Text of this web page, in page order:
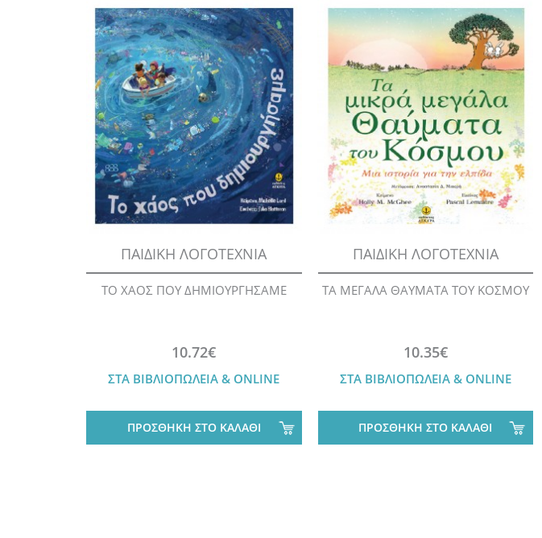
ΠΑΙΔΙΚΗ ΛΟΓΟΤΕΧΝΙΑ
ΤΟ ΧΑΟΣ ΠΟΥ ΔΗΜΙΟΥΡΓΗΣΑΜΕ
10.72€
ΣΤΑ ΒΙΒΛΙΟΠΩΛΕΙΑ & ONLINE
ΠΡΟΣΘΗΚΗ ΣΤΟ ΚΑΛΑΘΙ
ΠΑΙΔΙΚΗ ΛΟΓΟΤΕΧΝΙΑ
ΤΑ ΜΕΓΑΛΑ ΘΑΥΜΑΤΑ ΤΟΥ ΚΟΣΜΟΥ
10.35€
ΣΤΑ ΒΙΒΛΙΟΠΩΛΕΙΑ & ONLINE
ΠΡΟΣΘΗΚΗ ΣΤΟ ΚΑΛΑΘΙ